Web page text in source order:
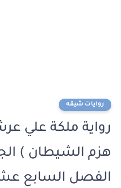
روايات شيقه
رواية ملكة علي
هزم الشيطان )